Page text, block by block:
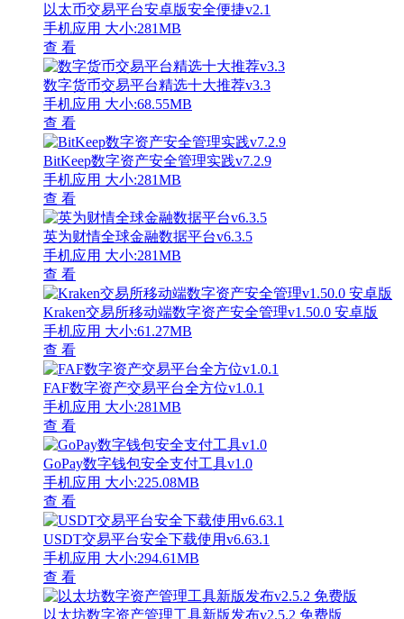
以太币交易平台安卓版安全便捷v2.1
手机应用 大小:281MB
查 看
数字货币交易平台精选十大推荐v3.3
手机应用 大小:68.55MB
查 看
BitKeep数字资产安全管理实践v7.2.9
手机应用 大小:281MB
查 看
英为财情全球金融数据平台v6.3.5
手机应用 大小:281MB
查 看
Kraken交易所移动端数字资产安全管理v1.50.0 安卓版
手机应用 大小:61.27MB
查 看
FAF数字资产交易平台全方位v1.0.1
手机应用 大小:281MB
查 看
GoPay数字钱包安全支付工具v1.0
手机应用 大小:225.08MB
查 看
USDT交易平台安全下载使用v6.63.1
手机应用 大小:294.61MB
查 看
以太坊数字资产管理工具新版发布v2.5.2 免费版